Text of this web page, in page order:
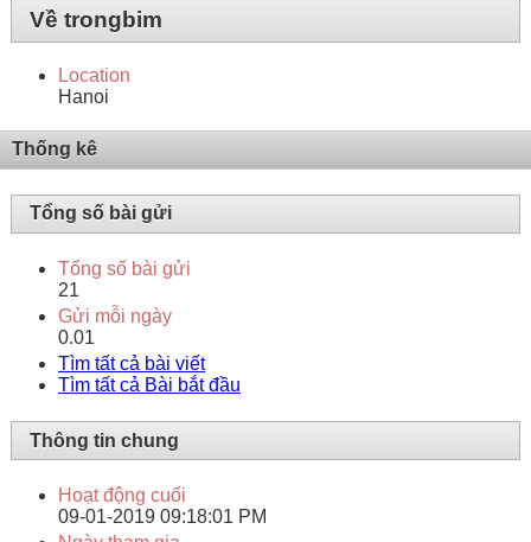
Về trongbim
Location
Hanoi
Thống kê
Tổng số bài gửi
Tổng số bài gửi
21
Gửi mỗi ngày
0.01
Tìm tất cả bài viết
Tìm tất cả Bài bắt đầu
Thông tin chung
Hoạt động cuối
09-01-2019 09:18:01 PM